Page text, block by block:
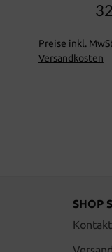
Preise inkl.
Versandkosten
SHOP
Kontakt